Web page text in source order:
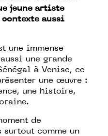
jeune artiste
contexte aussi
une immense
une grande
à Venise, ce
une œuvre :
une histoire,
de
surtout comme un